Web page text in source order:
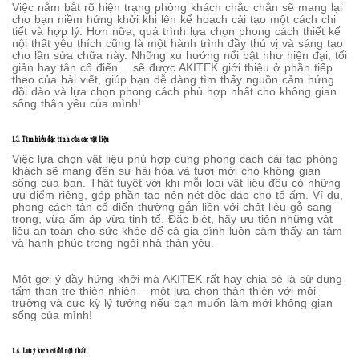
Việc nắm bắt rõ hiện trạng phòng khách chắc chắn sẽ mang lại
cho bạn niềm hứng khởi khi lên kế hoạch cải tạo một cách chi
tiết và hợp lý. Hơn nữa, quá trình lựa chọn phong cách thiết kế
nội thất yêu thích cũng là một hành trình đầy thú vị và sáng tạo
cho lần sửa chữa này. Những xu hướng nổi bật như hiện đại, tối
giản hay tân cổ điển… sẽ được AKITEK giới thiệu ở phần tiếp
theo của bài viết, giúp bạn dễ dàng tìm thấy nguồn cảm hứng
dồi dào và lựa chọn phong cách phù hợp nhất cho không gian
sống thân yêu của mình!
1.3. Tìm hiểu đặc tính của các vật liệu
Việc lựa chọn vật liệu phù hợp cùng phong cách cải tạo phòng
khách sẽ mang đến sự hài hòa và tươi mới cho không gian
sống của bạn. Thật tuyệt vời khi mỗi loại vật liệu đều có những
ưu điểm riêng, góp phần tạo nên nét độc đáo cho tổ ấm. Ví dụ,
phong cách tân cổ điển thường gắn liền với chất liệu gỗ sang
trọng, vừa ấm áp vừa tinh tế. Đặc biệt, hãy ưu tiên những vật
liệu an toàn cho sức khỏe để cả gia đình luôn cảm thấy an tâm
và hạnh phúc trong ngôi nhà thân yêu.
Một gợi ý đầy hứng khởi mà AKITEK rất hay chia sẻ là sử dụng
tấm than tre thiên nhiên – một lựa chọn thân thiện với môi
trường và cực kỳ lý tưởng nếu bạn muốn làm mới không gian
sống của mình!
1.4. Lưu ý kích cỡ đồ nội thất